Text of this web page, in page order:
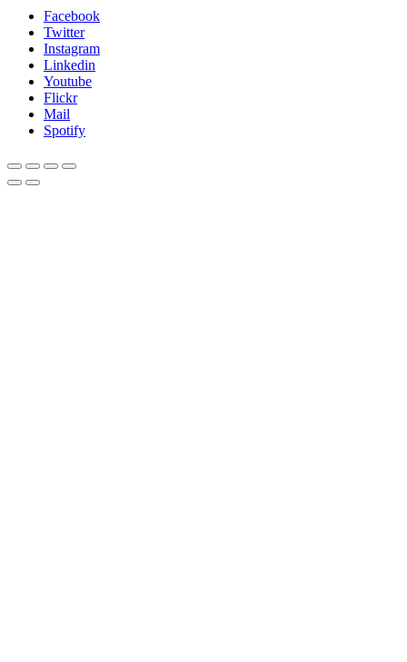
Facebook
Twitter
Instagram
Linkedin
Youtube
Flickr
Mail
Spotify